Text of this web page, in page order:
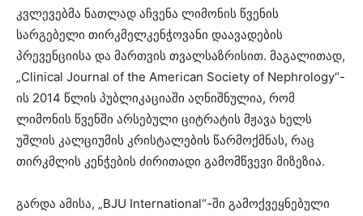
კვლევებმა ნათლად აჩვენა ლიმონის წვენის
სარგებელი თირკმელკენჭოვანი დაავადების
პრევენციისა და მართვის თვალსაზრისით. მაგალითად,
„Clinical Journal of the American Society of Nephrology“-
ის 2014 წლის პუბლიკაციაში აღნიშნულია, რომ
ლიმონის წვენში არსებული ციტრატის მჟავა ხელს
უშლის კალციუმის კრისტალების წარმოქმნას, რაც
თირკმლის კენჭების ძირითადი გამომწვევი მიზეზია.
გარდა ამისა, „BJU International“-ში გამოქვეყნებული